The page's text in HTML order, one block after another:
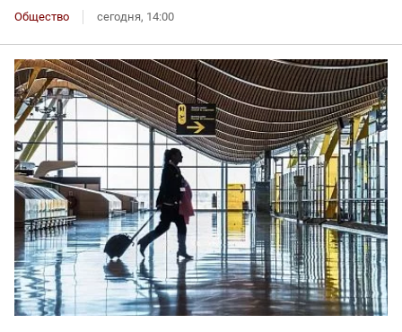
Общество сегодня, 14:00